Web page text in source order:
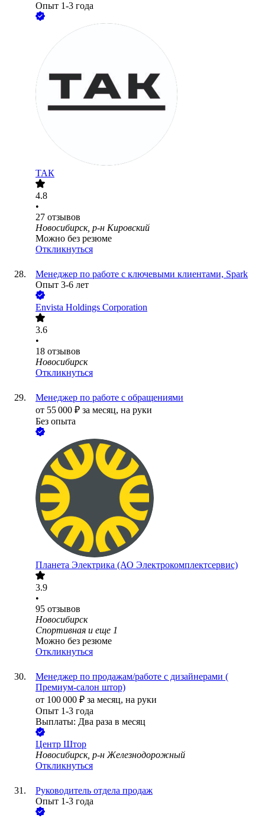
Опыт 1-3 года
ТАК
4.8
•
27 отзывов
Новосибирск, р-н Кировский
Можно без резюме
Откликнуться
Менеджер по работе с ключевыми клиентами, Spark
Опыт 3-6 лет
Envista Holdings Corporation
3.6
•
18 отзывов
Новосибирск
Откликнуться
Менеджер по работе с обращениями
от 55 000 ₽ за месяц, на руки
Без опыта
Планета Электрика (АО Электрокомплектсервис)
3.9
•
95 отзывов
Новосибирск
Спортивная и еще 1
Можно без резюме
Откликнуться
Менеджер по продажам/работе с дизайнерами (
Премиум-салон штор)
от 100 000 ₽ за месяц, на руки
Опыт 1-3 года
Выплаты: Два раза в месяц
Центр Штор
Новосибирск, р-н Железнодорожный
Откликнуться
Руководитель отдела продаж
Опыт 1-3 года